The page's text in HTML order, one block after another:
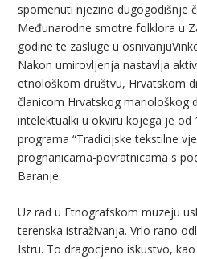
spomenuti njezino dugogodišnje
Međunarodne smotre folklora u
godine te zasluge u
Nakon umirovljenja nastavlja
etnološkom društvu, Hrvatskom
članicom Hrvatskog mariološkog
intelektualki u okviru kojega je od
programa “Tradicijske tekstilne
prognanicama-povratnicama s
Baranje.
Uz rad u Etnografskom muzeju
terenska istraživanja. Vrlo rano
Istru. To dragocjeno iskustvo,